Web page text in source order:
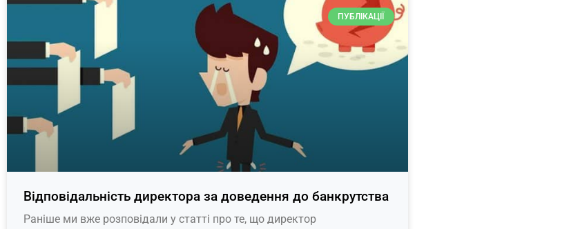
ПУБЛІКАЦІЇ
Відповідальність директора за доведення до банкрутства
Раніше ми вже розповідали у статті про те, що директор